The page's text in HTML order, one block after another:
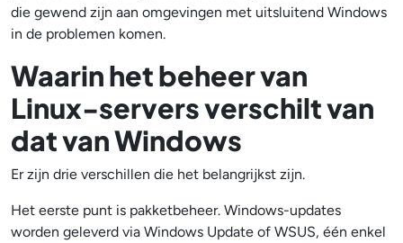
die gewend zijn aan omgevingen met uitsluitend Windows
in de problemen komen.
Waarin het beheer van
Linux-servers verschilt van
dat van Windows
Er zijn drie verschillen die het belangrijkst zijn.
Het eerste punt is pakketbeheer. Windows-updates
worden geleverd via Windows Update of WSUS, één enkel